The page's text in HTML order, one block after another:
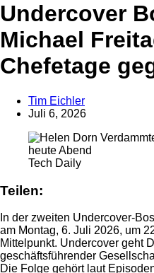
Undercover
Michael
Chefetage
Tim Eichler
Juli 6, 2026
Tech Daily
Teilen:
In der zweiten Undercover-
am Montag, 6. Juli 2026, um
Mittelpunkt. Undercover geht
geschäftsführender
Die Folge gehört laut